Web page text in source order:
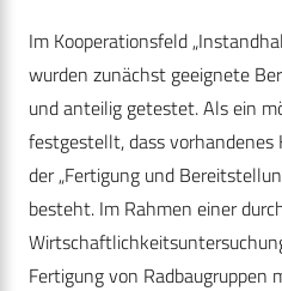
Im Kooperationsfeld
wurden zunächst geeignete
und anteilig getestet. Als ein
festgestellt, dass vorhandenes
der „Fertigung und
besteht. Im Rahmen einer
Fertigung von